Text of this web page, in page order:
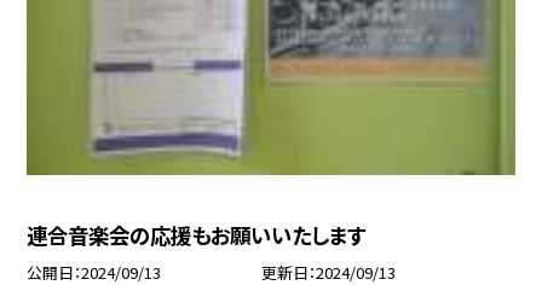
連合音楽会の応援もお願いいたします
公開日 2024/09/13 更新日 2024/09/13